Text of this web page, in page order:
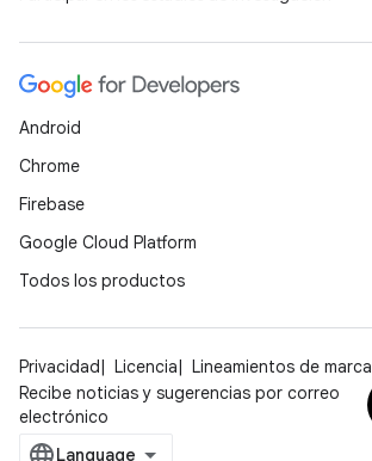
Android
Chrome
Firebase
Google Cloud Platform
Todos los productos
Privacidad Licencia Lineamientos de marca
Recibe noticias y sugerencias por correo
electrónico